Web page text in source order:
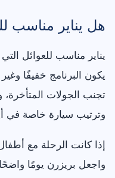
هل يناير مناسب
يناير مناسب للعوائل
يكون البرنامج خفيفًا
تجنب الجولات المتأخرة،
وترتيب سيارة خاصة في
إذا كانت الرحلة مع
واجعل بريزرن يومًا